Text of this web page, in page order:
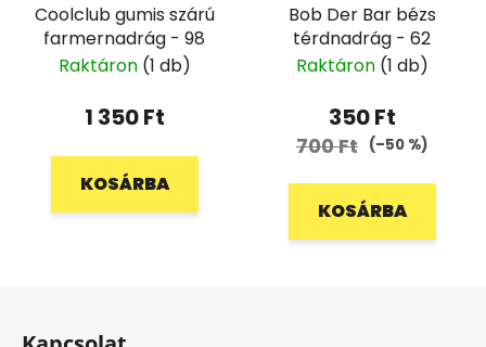
Coolclub gumis szárú
farmernadrág - 98
Raktáron (1 db)
1 350 Ft
KOSÁRBA
Bob Der Bar bézs
térdnadrág - 62
Raktáron (1 db)
350 Ft
700 Ft (–50 %)
KOSÁRBA